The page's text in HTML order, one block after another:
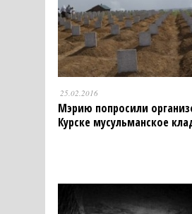
25.02.2016
Мэрию попросили
Курске мусульманское